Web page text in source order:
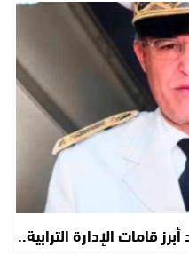
قامات الإدارة الترابية..